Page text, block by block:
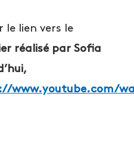
le lien vers le
réalisé par Sofia
www.youtube.com/